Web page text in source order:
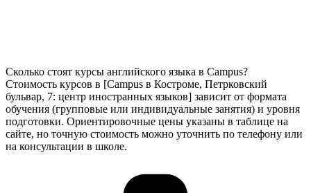
Сколько стоят курсы английского языка в Campus?
Стоимость курсов в [Campus в Костроме, Петрковский
бульвар, 7: центр иностранных языков] зависит от формата
обучения (групповые или индивидуальные занятия) и уровня
подготовки. Ориентировочные цены указаны в таблице на
сайте, но точную стоимость можно уточнить по телефону или
на консультации в школе.